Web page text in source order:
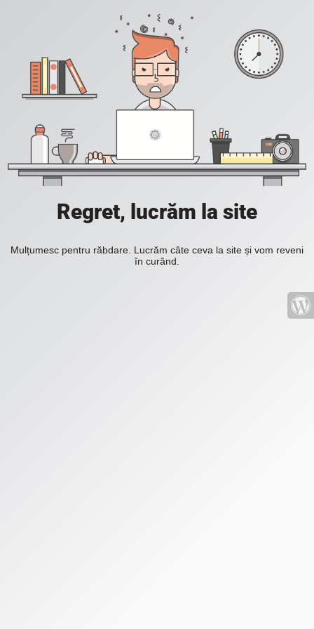
Regret, lucrăm la site
Mulțumesc pentru răbdare. Lucrăm câte ceva la site și vom reveni
în curând.